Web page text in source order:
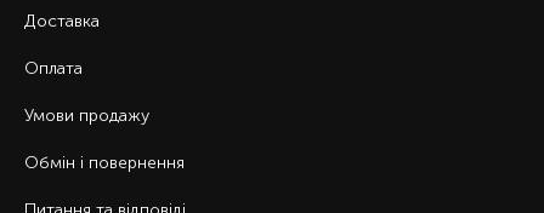
Доставка
Оплата
Умови продажу
Обмін і повернення